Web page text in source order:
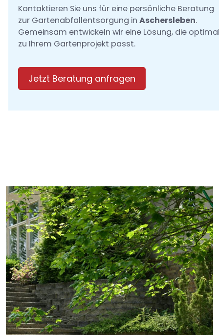
Kontaktieren Sie uns für eine persönliche Beratung
zur Gartenabfallentsorgung in Aschersleben.
Gemeinsam entwickeln wir eine Lösung, die
zu Ihrem Gartenprojekt passt.
Jetzt Beratung anfragen